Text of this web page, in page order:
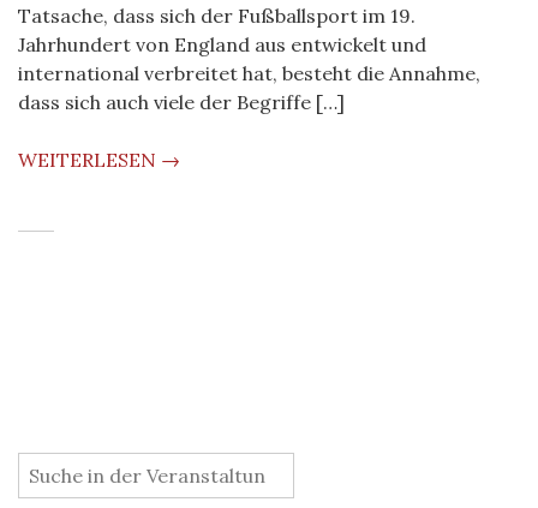
Tatsache, dass sich der Fußballsport im 19.
Jahrhundert von England aus entwickelt und
international verbreitet hat, besteht die Annahme,
dass sich auch viele der Begriffe […]
WEITERLESEN →
: